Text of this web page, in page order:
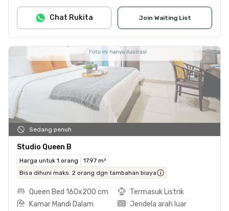
Join Waiting List
Chat Rukita
Sedang penuh
Studio Queen B
Harga untuk 1 orang
17.97 m²
Bisa dihuni maks. 2 orang dgn tambahan biaya
Queen Bed 160x200 cm
Termasuk Listrik
Kamar Mandi Dalam
Jendela arah luar